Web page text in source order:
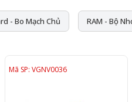
- Bo Mạch Chủ RAM - Bộ
Mã SP: VGNV0036